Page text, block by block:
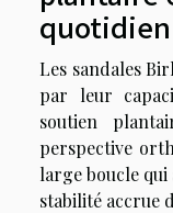
quotidien
Les sandales
par leur
soutien
perspective
large boucle qui
stabilité accrue